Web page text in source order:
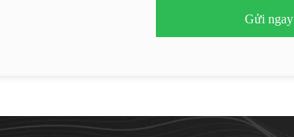
Gửi ngay